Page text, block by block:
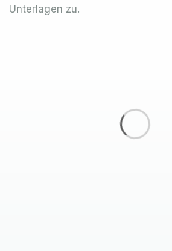
Unterlagen zu.